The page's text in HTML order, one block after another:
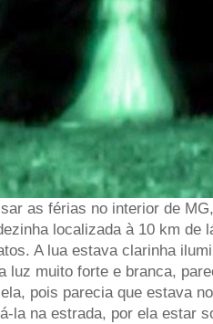
as férias no interior de
localizada à 10 km de
A lua estava clarinha
luz muito forte e branca,
pois parecia que estava
la na estrada, por ela estar